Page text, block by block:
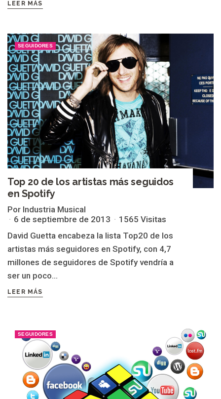
LEER MÁS
SEGUIDORES
Top 20 de los artistas más seguidos
en Spotify
Por Industria Musical
6 de septiembre de 2013
1565 Visitas
David Guetta encabeza la lista Top20 de los
artistas más seguidores en Spotify, con 4,7
millones de seguidores de Spotify vendría a
ser un poco...
LEER MÁS
SEGUIDORES